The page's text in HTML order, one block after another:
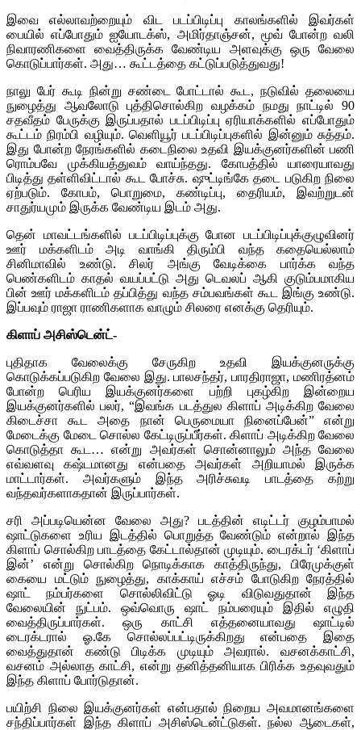
இவை எல்லாவற்றையும் விட படப்பிடிப்பு காலங்களில் இவர்கள்
பையில் எப்போதும் ஐயோடக்ஸ், அமிர்தாஞ்சன், மூவ் போன்ற வலி
நிவாரணிகளை வைத்திருக்க வேண்டிய அளவுக்கு ஒரு வேலை
கொடுப்பார்கள். அது… கூட்டத்தை கட்டுப்படுத்துவது!
நாலு பேர் கூடி நின்று சண்டை போட்டால் கூட, நடுவில் தலையை
நுழைத்து ஆவலோடு புத்திசொல்கிற வழக்கம் நமது நாட்டில் 90
சதவீதம் பேருக்கு இருப்பதால் படப்பிடிப்பு ஏரியாக்களில் எப்போதும்
கூட்டம் நிரம்பி வழியும். வெளியூர் படப்பிடிப்புகளில் இன்னும் சுத்தம்.
இது போன்ற நேரங்களில் கடைநிலை உதவி இயக்குனர்களின் பணி
ரொம்பவே முக்கியத்துவம் வாய்ந்தது. கோபத்தில் யாரையாவது
பிடித்து தள்ளிவிட்டால் கூட போச்சு. ஷுட்டிங்கே தடை படுகிற நிலை
ஏற்படும். கோபம், பொறுமை, கண்டிப்பு, தைரியம், இவற்றுடன்
சாதுர்யமும் இருக்க வேண்டிய இடம் அது.
தென் மாவட்டங்களில் படப்பிடிப்புக்கு போன படப்பிடிப்புக்குழுவினர்
ஊர் மக்களிடம் அடி வாங்கி திரும்பி வந்த கதையெல்லாம்
சினிமாவில் உண்டு. சிலர் அங்கு வேடிக்கை பார்க்க வந்த
பெண்களிடம் காதல் வயப்பட்டு அது டெவலப் ஆகி குடும்பமாகிய
பின் ஊர் மக்களிடம் தப்பித்து வந்த சம்பவங்கள் கூட இங்கு உண்டு.
இப்பவும் ராஜா ராணிகளாக வாழும் சிலரை எனக்கு தெரியும்.
கிளாப் அசிஸ்டென்ட்-
புதிதாக வேலைக்கு சேருகிற உதவி இயக்குனருக்கு
கொடுக்கப்படுகிற வேலை இது. பாலசந்தர், பாரதிராஜா, மணிரத்னம்
போன்ற பெரிய இயக்குனர்களை பற்றி புகழ்கிற இன்றைய
இயக்குனர்களில் பலர், “இவங்க படத்துல கிளாப் அடிக்கிற வேலை
கிடைச்சா கூட அதை நான் பெருமையா நினைப்பேன்” என்று
மேடைக்கு மேடை சொல்ல கேட்டிருப்பீர்கள். கிளாப் அடிக்கிற வேலை
கொடுத்தா கூட… என்று அவர்கள் சொன்னாலும் அந்த வேலை
எவ்வளவு கஷ்டமானது என்பதை அவர்கள் அறியாமல் இருக்க
மாட்டார்கள். அவர்களும் இந்த அரிச்சுவடி பாடத்தை கற்று
வந்தவர்களாகதான் இருப்பார்கள்.
சரி அப்படியென்ன வேலை அது? படத்தின் எடிட்டர் குழம்பாமல்
ஷாட்டுகளை உரிய இடத்தில் பொறுத்த வேண்டும் என்றால் இந்த
கிளாப் சொல்கிற பாடத்தை கேட்டால்தான் முடியும். டைரக்டர் ‘கிளாப்
இன்’ என்று சொல்கிற நொடிக்காக காத்திருந்து, பிரேமுக்குள்
கையை மட்டும் நுழைத்து, காக்காய் எச்சம் போடுகிற நேரத்தில்
ஷாட் நம்பர்களை சொல்லிவிட்டு ஓடி விடுவதுதான் இந்த
வேலையின் நுட்பம். ஒவ்வொரு ஷாட் நம்பரையும் இதில் எழுதி
வைத்திருப்பார்கள். ஒரு காட்சி எத்தனையாவது ஷாட்டில்
டைரக்டரால் ஓ.கே சொல்லப்பட்டிருக்கிறது என்பதை இதை
வைத்துதான் கண்டு பிடிக்க முடியும் அவரால். வசனக்காட்சி,
வசனம் அல்லாத காட்சி, என்று தனித்தனியாக பிரிக்க உதவுவதும்
இந்த கிளாப் போர்டுதான்.
பயிற்சி நிலை இயக்குனர்கள் என்பதால் நிறைய அவமானங்களை
சந்திப்பார்கள் இந்த கிளாப் அசிஸ்டென்ட்டுகள். நல்ல ஆடைகள்,